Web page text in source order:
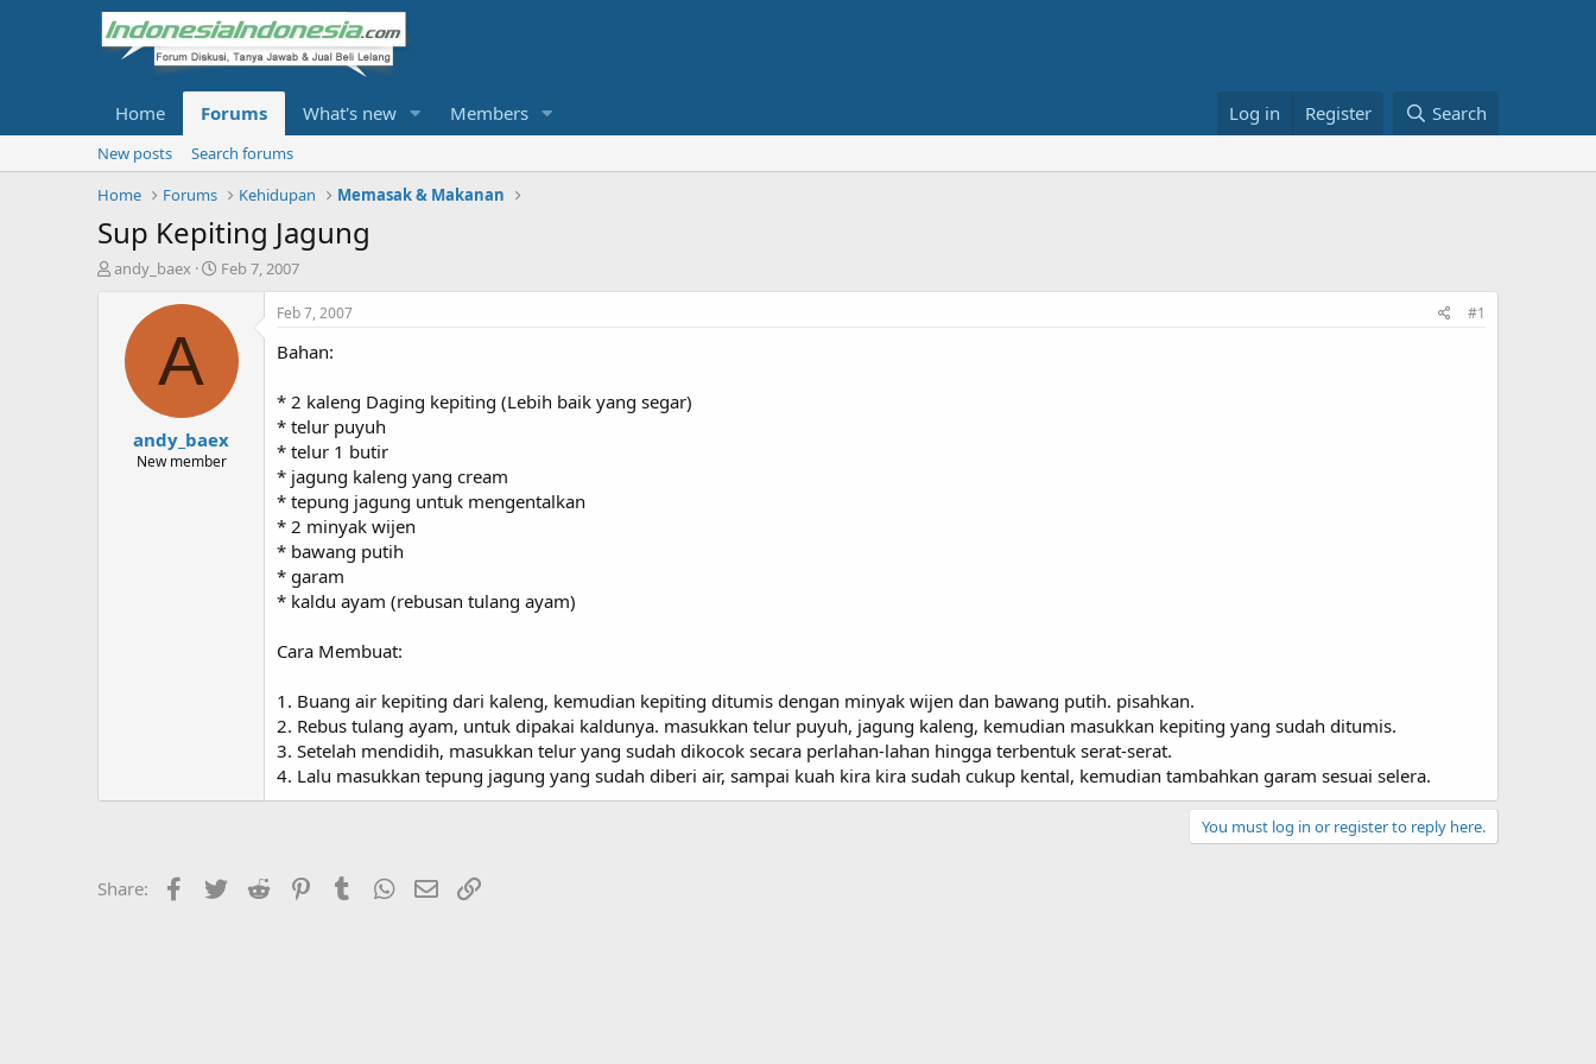
Home Forums What's new Members Log in Register Search
New posts
Search forums
Home
Forums Kehidupan Memasak & Makanan
Sup Kepiting Jagung
T
andy_baex
S
r
a
e
Feb 7, 2007
A
andy_baex
New member
Feb 7, 2007 #1
Bahan:
* 2 kaleng Daging kepiting (Lebih baik yang segar)
* telur puyuh
* telur 1 butir
* jagung kaleng yang cream
* tepung jagung untuk mengentalkan
* 2 minyak wijen
* bawang putih
* garam
* kaldu ayam (rebusan tulang ayam)
Cara Membuat:
1. Buang air kepiting dari kaleng, kemudian kepiting ditumis dengan minyak wijen dan bawang putih. pisahkan.
2. Rebus tulang ayam, untuk dipakai kaldunya. masukkan telur puyuh, jagung kaleng, kemudian masukkan kepiting yang sudah ditumis.
3. Setelah mendidih, masukkan telur yang sudah dikocok secara perlahan-lahan hingga terbentuk serat-serat.
4. Lalu masukkan tepung jagung yang sudah diberi air, sampai kuah kira kira sudah cukup kental, kemudian tambahkan garam sesuai selera.
You must log in or register to reply here.
Share: Facebook
Twitter Reddit PinterestTumblrWhatsApp
Email